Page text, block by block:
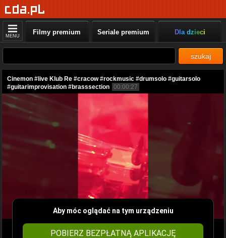
MENU Filmy premium Seriale premium Dla dzieci
szukaj
Cinemon #live Klub Re #cracow #rockmusic #drumsolo #guitarsolo
#guitarimprovisation #brasssection 00:00:27
Aby móc oglądać na tym urządzeniu
POBIERZ BEZPŁATNĄ APLIKACJĘ